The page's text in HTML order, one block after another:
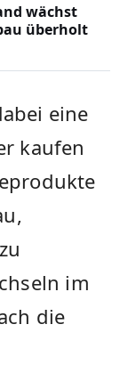
wächst
überholt
eine
kaufen
im
die